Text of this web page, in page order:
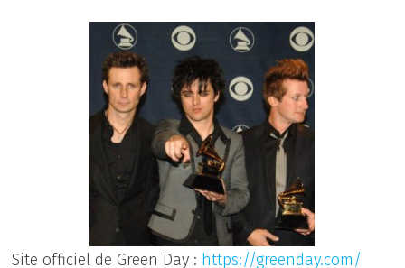
Site officiel de Green Day : https://greenday.com/